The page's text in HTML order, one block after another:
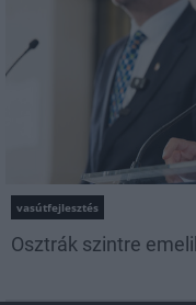
vasútfejlesztés
Osztrák szintre